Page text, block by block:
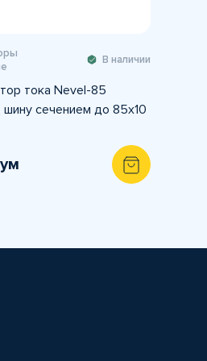
В наличии
тока Nevel-85
сечением до 85х10